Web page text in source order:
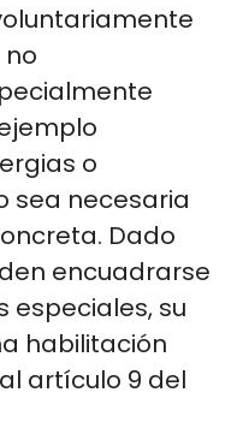
o
sea necesaria
Dado
encuadrarse
su
habilitación
artículo 9 del